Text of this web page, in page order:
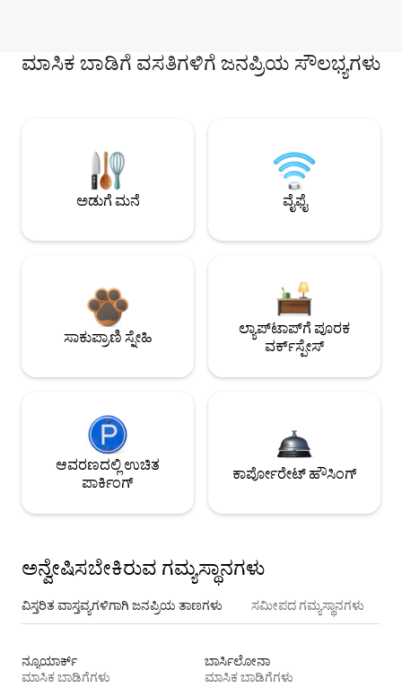
ಮಾಸಿಕ ಬಾಡಿಗೆ ವಸತಿಗಳಿಗೆ ಜನಪ್ರಿಯ ಸೌಲಭ್ಯಗಳು
ಅಡುಗೆ ಮನೆ ವೈಫೈ
ಸಾಕುಪ್ರಾಣಿ ಸ್ನೇಹಿ
ಲ್ಯಾಪ್‌ಟಾಪ್‌ಗೆ ಪೂರಕ
ವರ್ಕ್‌ಸ್ಪೇಸ್
ಆವರಣದಲ್ಲಿ ಉಚಿತ
ಪಾರ್ಕಿಂಗ್
ಕಾರ್ಪೋರೇಟ್ ಹೌಸಿಂಗ್
ಅನ್ವೇಷಿಸಬೇಕಿರುವ ಗಮ್ಯಸ್ಥಾನಗಳು
ವಿಸ್ತರಿತ ವಾಸ್ತವ್ಯಗಳಿಗಾಗಿ ಜನಪ್ರಿಯ ತಾಣಗಳು ಸಮೀಪದ ಗಮ್ಯಸ್ಥಾನಗಳು
ನ್ಯೂಯಾರ್ಕ್
ಮಾಸಿಕ ಬಾಡಿಗೆಗಳು
ಬಾರ್ಸಿಲೋನಾ
ಮಾಸಿಕ ಬಾಡಿಗೆಗಳು